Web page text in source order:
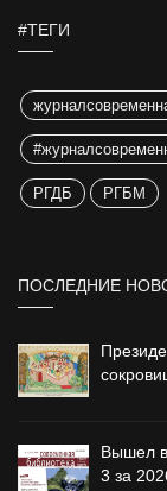
#ТЕГИ
РГДБ РГБМ
ПОСЛЕДНИЕ
Вышел
3 за